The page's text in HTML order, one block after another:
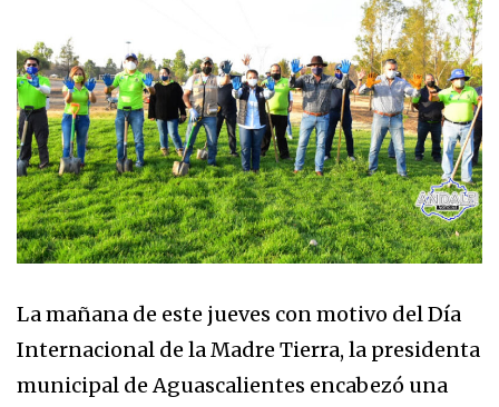
La mañana de este jueves con motivo del Día
Internacional de la Madre Tierra, la presidenta
municipal de Aguascalientes encabezó una